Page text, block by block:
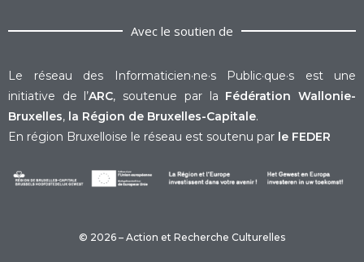
Avec le soutien de
Le réseau des Informaticien·ne·s Public·que·s est une
initiative de l’ARC, soutenue par la Fédération Wallonie-
Bruxelles, la Région de Bruxelles-Capitale.
En région Bruxelloise le réseau est soutenu par le FEDER
© 2026 – Action et Recherche Culturelles